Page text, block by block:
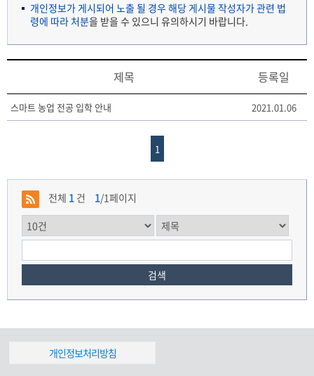
개인정보가 게시되어 노출 될 경우 해당 게시물 작성자가 관련 법
령에 따라 처분을 받을 수 있으니 유의하시기 바랍니다.
제목 등록일
스마트 농업 전공 입학 안내 2021.01.06
1
전체 1 건 1/1페이지
검색
개인정보처리방침